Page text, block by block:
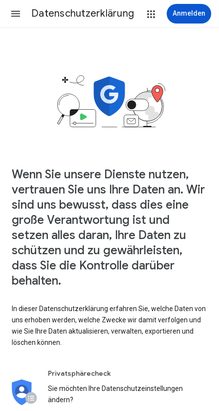
Datenschutzerklärung Anmelden
Wenn Sie unsere Dienste nutzen,
vertrauen Sie uns Ihre Daten an. Wir
sind uns bewusst, dass dies eine
große Verantwortung ist und
setzen alles daran, Ihre Daten zu
schützen und zu gewährleisten,
dass Sie die Kontrolle darüber
behalten.
In dieser Datenschutzerklärung erfahren Sie, welche Daten von
uns erhoben werden, welche Zwecke wir damit verfolgen und
wie Sie Ihre Daten aktualisieren, verwalten, exportieren und
löschen können.
Privatsphärecheck
Sie möchten Ihre Datenschutzeinstellungen
ändern?